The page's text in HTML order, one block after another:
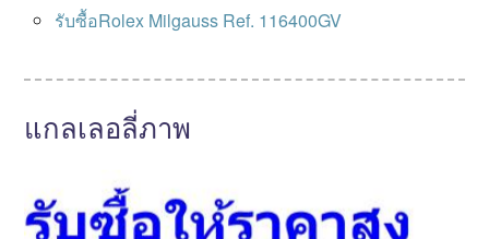
รับซื้อRolex Milgauss Ref. 116400GV
แกลเลอลี่ภาพ